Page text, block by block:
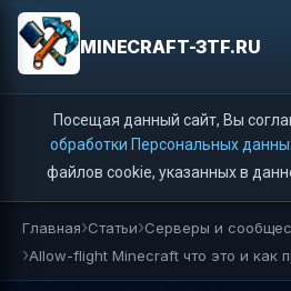
MINECRAFT-3TF.RU
Посещая данный сайт, Вы
обработки Персональных
файлов cookie, указанных в
Главная Статьи Серверы и
Allow-flight Minecraft что это и как